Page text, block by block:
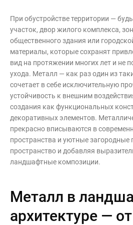
Дизайнерам
Цены на метеллоконструкции и
изделия из металла
О Компании
Наши работы
Оплата и доставка
Контакты
Новости
Дизайнерам
Цены на метеллоконструкции и
изделия из металла
+7 (962) 257-27-70
При обустройстве территории —
участок, двор жилого комплекса,
общественного здания или
материалы, которые сохранят
вид на протяжении многих лет и не
ухода. Металл — как раз один из
сочетает в себе исключительную
устойчивость к внешним
создания как функциональных
декоративных элементов.
прекрасно вписываются в
пространства и уютные загородные
пространство и добавляя
ландшафтные композиции.
Металл в
архитектуре — от